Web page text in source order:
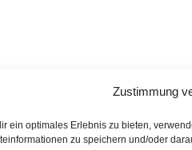
Zustimmung
ein optimales Erlebnis zu bieten,
zu speichern und/oder